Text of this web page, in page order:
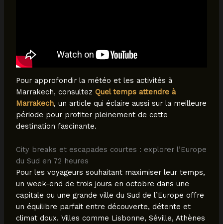
Pour approfondir la météo et les activités à
Marrakech, consultez Quel temps attendre à
Marrakech, un article qui éclaire aussi sur la meilleure
période pour profiter pleinement de cette
destination fascinante.
City breaks et escapades courtes : explorer l’Europe
du Sud en 72 heures
Pour les voyageurs souhaitant maximiser leur temps,
un week-end de trois jours en octobre dans une
capitale ou une grande ville du Sud de l’Europe offre
un équilibre parfait entre découverte, détente et
climat doux. Villes comme Lisbonne, Séville, Athènes